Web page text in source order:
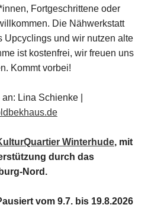
Fortgeschrittene oder
Die Nähwerkstatt
Upcyclings und wir nutzen alte
ist kostenfrei, wir freuen uns
Kommt vorbei!
Lina Schienke |
Winterhude, mit
durch das
Nord.
vom 9.7. bis 19.8.2026